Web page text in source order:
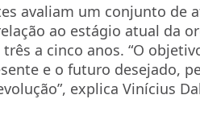
avaliam um conjunto de
ao estágio atual da
a cinco anos. “O
e o futuro desejado,
explica Vinícius